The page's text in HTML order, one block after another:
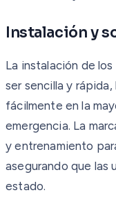
Instalación y
La instalación de
ser sencilla y
fácilmente en la
emergencia. La
y entrenamiento
asegurando que las
estado.